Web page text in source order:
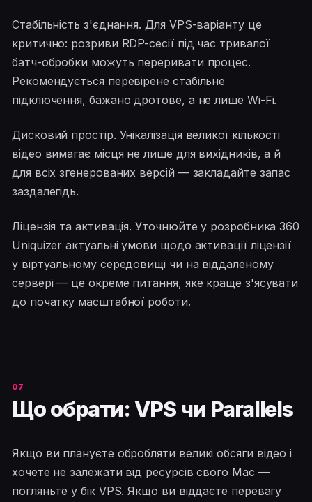
Стабільність з'єднання. Для VPS-варіанту це
критично: розриви RDP-сесії під час тривалої
батч-обробки можуть переривати процес.
Рекомендується перевірене стабільне
підключення, бажано дротове, а не лише Wi-Fi.
Дисковий простір. Унікалізація великої кількості
відео вимагає місця не лише для вихідників, а й
для всіх згенерованих версій — закладайте запас
заздалегідь.
Ліцензія та активація. Уточнюйте у розробника 360
Uniquizer актуальні умови щодо активації ліцензії
у віртуальному середовищі чи на віддаленому
сервері — це окреме питання, яке краще з'ясувати
до початку масштабної роботи.
Що обрати: VPS чи Parallels
Якщо ви плануєте обробляти великі обсяги відео і
хочете не залежати від ресурсів свого Mac —
погляньте у бік VPS. Якщо ви віддаєте перевагу